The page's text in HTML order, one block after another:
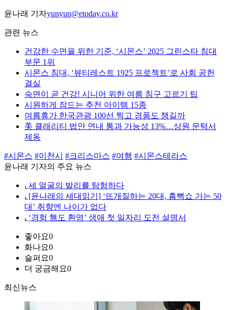
윤나래 기자yunyun@etoday.co.kr
관련 뉴스
건강한 수면을 위한 기준, ‘시몬스’ 2025 그린스타 침대
부문 1위
시몬스 침대, ‘뷰티레스트 1925 프로젝트’로 사회 공헌
결실
숙면이 곧 건강! 시니어 위한 여름 침구 고르기 팁
시원하게 잠드는 추천 아이템 15종
여름휴가 한국관광 100선 찍고 경품도 챙길까
美 클래리티 법안 연내 통과 가능성 13%…상원 문턱서
제동
#시몬스 #이천시 #크리스마스 #여행 #시몬스테라스
윤나래 기자의 주요 뉴스
⌞ 세 얼굴의 발리를 탐험하다
⌞ [윤나래의 세대읽기] ‘뜨개질하는 20대, 흠뻑쇼 가는 50
대’ 취향엔 나이가 없다
⌞ ‘경험 無도 환영’ 생애 첫 일자리 도전 설명서
좋아요0
화나요0
슬퍼요0
더 궁금해요0
최신뉴스